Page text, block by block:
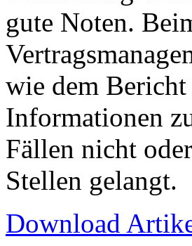
gute Noten.
wie dem
Informationen
Fällen nicht
Stellen gelangt.
Download